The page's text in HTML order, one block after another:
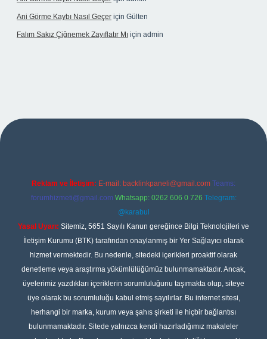
Ani Görme Kaybı Nasıl Geçer için Gülten
Falım Sakız Çiğnemek Zayıflatır Mı için admin
Reklam ve İletişim: E-mail: backlinkpaneli@gmail.com Teams:
forumhizmeti@gmail.com Whatsapp: 0262 606 0 726 Telegram:
@karabul
Yasal Uyarı: Sitemiz, 5651 Sayılı Kanun gereğince Bilgi Teknolojileri ve
İletişim Kurumu (BTK) tarafından onaylanmış bir Yer Sağlayıcı olarak
hizmet vermektedir. Bu nedenle, sitedeki içerikleri proaktif olarak
denetleme veya araştırma yükümlülüğümüz bulunmamaktadır. Ancak,
üyelerimiz yazdıkları içeriklerin sorumluluğunu taşımakta olup, siteye
üye olarak bu sorumluluğu kabul etmiş sayılırlar. Bu internet sitesi,
herhangi bir marka, kurum veya şahıs şirketi ile hiçbir bağlantısı
bulunmamaktadır. Sitede yalnızca kendi hazırladığımız makaleler